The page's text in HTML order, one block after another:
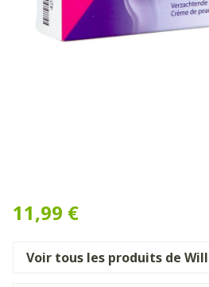
11,99 €
Voir tous les produits de